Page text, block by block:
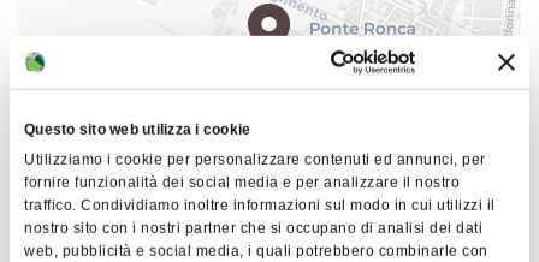
Questo sito web utilizza i cookie
Utilizziamo i cookie per personalizzare contenuti ed annunci, per
fornire funzionalità dei social media e per analizzare il nostro
traffico. Condividiamo inoltre informazioni sul modo in cui utilizzi il
nostro sito con i nostri partner che si occupano di analisi dei dati
web, pubblicità e social media, i quali potrebbero combinarle con
Leaflet |©OpenStreetMap contributors ©CARTO